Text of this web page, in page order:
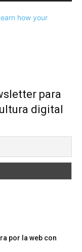
how your
para
digital
por la web con